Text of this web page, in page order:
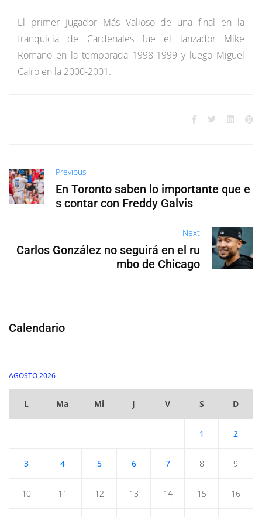
El primer Jugador Más Valioso de una final en la
franquicia de Cardenales fue el lanzador Mike
Romano en la temporada 1998-1999 y luego Miguel
Cairo en la 2000-2001.
Previous
En Toronto saben lo importante que e
s contar con Freddy Galvis
Next
Carlos González no seguirá en el ru
mbo de Chicago
Calendario
AGOSTO 2026
L Ma Mi J V S D
1 2
3 4 5 6 7 8 9
10 11 12 13 14 15 16